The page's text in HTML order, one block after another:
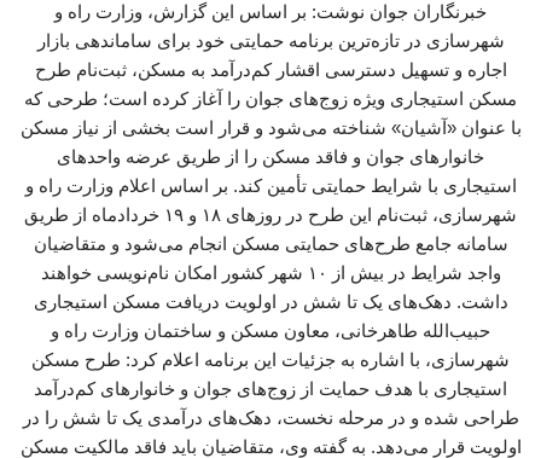
خبرنگاران جوان نوشت: بر اساس این گزارش، وزارت راه و
شهرسازی در تازه‌ترین برنامه حمایتی خود برای ساماندهی بازار
اجاره و تسهیل دسترسی اقشار کم‌درآمد به مسکن، ثبت‌نام طرح
مسکن استیجاری ویژه زوج‌های جوان را آغاز کرده است؛ طرحی که
با عنوان «آشیان» شناخته می‌شود و قرار است بخشی از نیاز مسکن
خانوارهای جوان و فاقد مسکن را از طریق عرضه واحدهای
استیجاری با شرایط حمایتی تأمین کند. بر اساس اعلام وزارت راه و
شهرسازی، ثبت‌نام این طرح در روزهای ۱۸ و ۱۹ خردادماه از طریق
سامانه جامع طرح‌های حمایتی مسکن انجام می‌شود و متقاضیان
واجد شرایط در بیش از ۱۰ شهر کشور امکان نام‌نویسی خواهند
داشت. دهک‌های یک تا شش در اولویت دریافت مسکن استیجاری
حبیب‌الله طاهرخانی، معاون مسکن و ساختمان وزارت راه و
شهرسازی، با اشاره به جزئیات این برنامه اعلام کرد: طرح مسکن
استیجاری با هدف حمایت از زوج‌های جوان و خانوارهای کم‌درآمد
طراحی شده و در مرحله نخست، دهک‌های درآمدی یک تا شش را در
اولویت قرار می‌دهد. به گفته وی، متقاضیان باید فاقد مالکیت مسکن